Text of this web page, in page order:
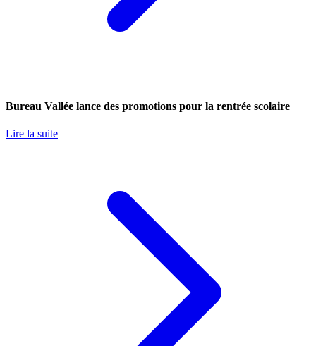
Bureau Vallée lance des promotions pour la rentrée scolaire
Lire la suite